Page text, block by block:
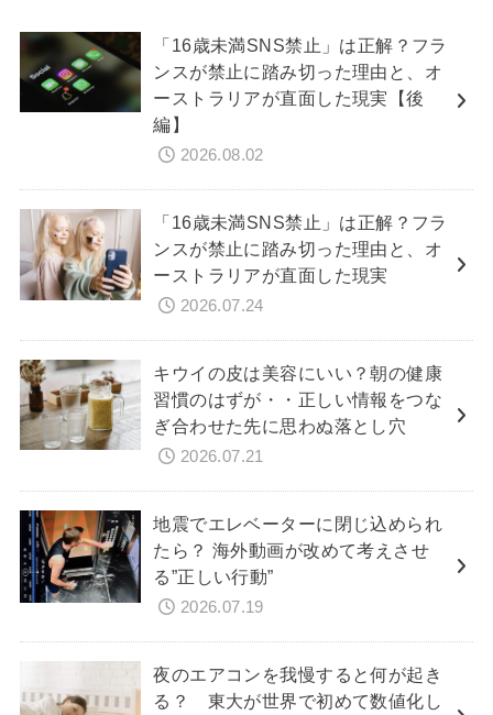
「16歳未満SNS禁止」は正解？フラ
ンスが禁止に踏み切った理由と、オ
ーストラリアが直面した現実【後
編】
2026.08.02
「16歳未満SNS禁止」は正解？フラ
ンスが禁止に踏み切った理由と、オ
ーストラリアが直面した現実
2026.07.24
キウイの皮は美容にいい？朝の健康
習慣のはずが・・正しい情報をつな
ぎ合わせた先に思わぬ落とし穴
2026.07.21
地震でエレベーターに閉じ込められ
たら？ 海外動画が改めて考えさせ
る”正しい行動”
2026.07.19
夜のエアコンを我慢すると何が起き
る？ 東大が世界で初めて数値化し